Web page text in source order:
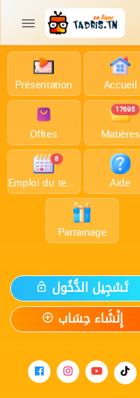
Présentation Accueil
Offres Matières
17695
Emploi du temps
8
Aide
Parrainage
تَسْجِيل الدُّخُول
إِنْشَاء حِسَاب